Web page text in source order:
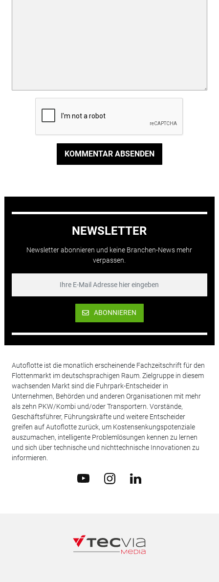
KOMMENTAR ABSENDEN
NEWSLETTER
Newsletter abonnieren und keine Branchen-News mehr
verpassen.
ABONNIEREN
Autoflotte ist die monatlich erscheinende Fachzeitschrift für den
Flottenmarkt im deutschsprachigen Raum. Zielgruppe in diesem
wachsenden Markt sind die Fuhrpark-Entscheider in
Unternehmen, Behörden und anderen Organisationen mit mehr
als zehn PKW/Kombi und/oder Transportern. Vorstände,
Geschäftsführer, Führungskräfte und weitere Entscheider
greifen auf Autoflotte zurück, um Kostensenkungspotenziale
auszumachen, intelligente Problemlösungen kennen zu lernen
und sich über technische und nichttechnische Innovationen zu
informieren.